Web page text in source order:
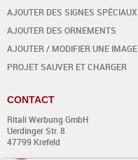
AJOUTER DES SIGNES SPÉCIAUX
AJOUTER DES ORNEMENTS
AJOUTER / MODIFIER UNE IMAGE
PROJET SAUVER ET CHARGER
CONTACT
Ritali Werbung GmbH
Uerdinger Str. 8
47799 Krefeld